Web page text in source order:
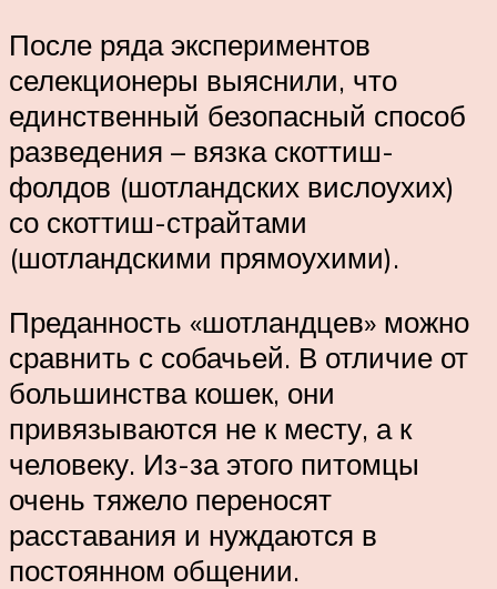
После ряда экспериментов
селекционеры выяснили, что
единственный безопасный способ
разведения – вязка скоттиш-
фолдов (шотландских вислоухих)
со скоттиш-страйтами
(шотландскими прямоухими).
Преданность «шотландцев» можно
сравнить с собачьей. В отличие от
большинства кошек, они
привязываются не к месту, а к
человеку. Из-за этого питомцы
очень тяжело переносят
расставания и нуждаются в
постоянном общении.